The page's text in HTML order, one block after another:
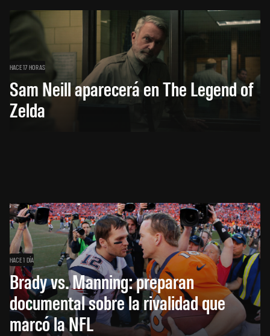
HACE 17 HORAS
Sam Neill aparecerá en The Legend of
Zelda
HACE 1 DÍA
Brady vs. Manning: preparan
documental sobre la rivalidad que
marcó la NFL